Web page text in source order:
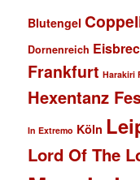
Blutengel
Dornenreich
Frankfurt Harakiri
Hexentanz
In Extremo Köln
Lord Of The